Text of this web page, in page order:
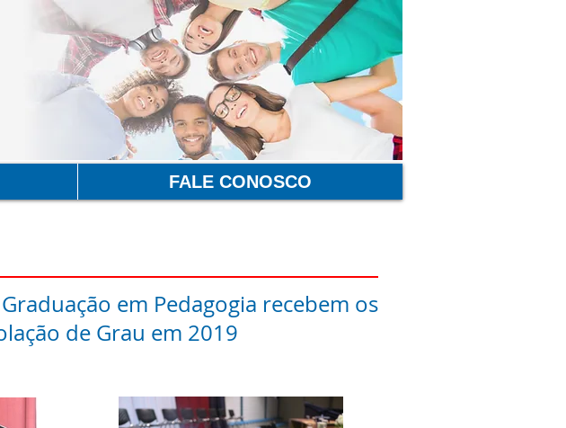
em Pedagogia recebem os
de Grau em 2019
FALE CONOSCO